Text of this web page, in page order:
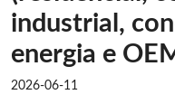
industrial,
energia e
2026-06-11